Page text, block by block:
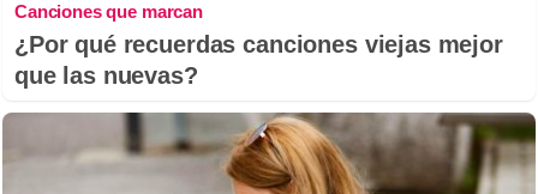
Canciones que marcan
¿Por qué recuerdas canciones viejas mejor
que las nuevas?